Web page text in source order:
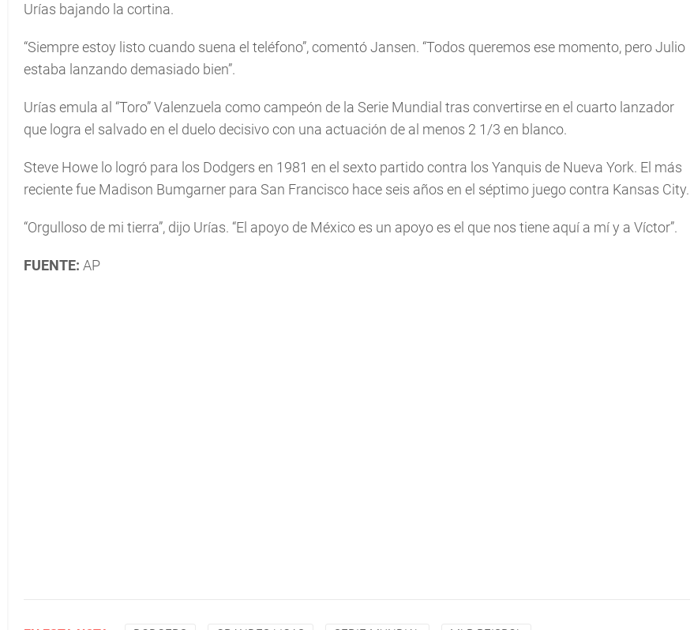
Urías bajando la cortina.
“Siempre estoy listo cuando suena el teléfono”, comentó Jansen. “Todos queremos ese momento, pero Julio
estaba lanzando demasiado bien”.
Urías emula al “Toro” Valenzuela como campeón de la Serie Mundial tras convertirse en el cuarto lanzador
que logra el salvado en el duelo decisivo con una actuación de al menos 2 1/3 en blanco.
Steve Howe lo logró para los Dodgers en 1981 en el sexto partido contra los Yanquis de Nueva York. El más
reciente fue Madison Bumgarner para San Francisco hace seis años en el séptimo juego contra Kansas City.
“Orgulloso de mi tierra”, dijo Urías. “El apoyo de México es un apoyo es el que nos tiene aquí a mí y a Víctor”.
FUENTE: AP